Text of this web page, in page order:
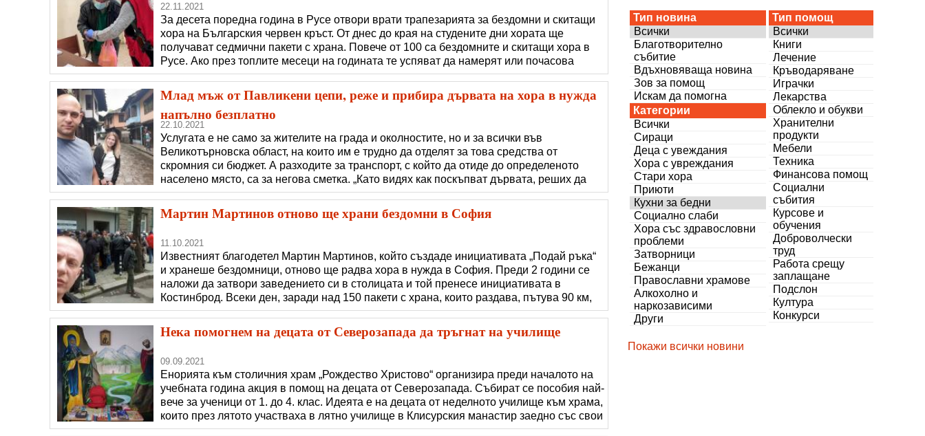
22.11.2021
За десета поредна година в Русе отвори врати трапезарията за бездомни и скитащи
хора на Българския червен кръст. От днес до края на студените дни хората ще
получават седмични пакети с храна. Повече от 100 са бездомните и скитащи хора в
Русе. Ако през топлите месеци на годината те успяват да намерят или почасова
работа, или подкрепа от обществото, то през студените от ноември до март
оцеляването им е трудно. Затова вече десета година
Млад мъж от Павликени цепи, реже и прибира дървата на хора в нужда
напълно безплатно
22.10.2021
Услугата е не само за жителите на града и околностите, но и за всички във
Великотърновска област, на които им е трудно да отделят за това средства от
скромния си бюджет. А разходите за транспорт, с който да отиде до определеното
населено място, са за негова сметка. „Като видях как поскъпват дървата, реших да
подпомогна възрастните хора, които са в неравностойно положение, и да им нарежа,
нацепя и прибера дървата. Бих се радвал тази нови�
Мартин Мартинов отново ще храни бездомни в София
11.10.2021
Известният благодетел Мартин Мартинов, който създаде инициативата „Подай ръка“
и хранеше бездомници, отново ще радва хора в нужда в София. Преди 2 години се
наложи да затвори заведението си в столицата и той пренесе инициативата в
Костинброд. Всеки ден, заради над 150 пакети с храна, които раздава, пътува 90 км,
разказа пред Радио София Мартин Мартинов. Дори в пандемията не са го спирали
(анти) Covid КПП-тата. Няма пропуснат ден. „Хората
Нека помогнем на децата от Северозапада да тръгнат на училище
09.09.2021
Енорията към столичния храм „Рождество Христово“ организира преди началото на
учебната година акция в помощ на децата от Северозапада. Събират се пособия най-
вече за ученици от 1. до 4. клас. Идеята е на децата от неделното училище към храма,
които през лятото участваха в лятно училище в Клисурския манастир заедно със свои
връстници от няколко училища в този регион. „Нека помогнем на децата от
Тип новина
Всички
Благотворително
събитие
Вдъхновяваща новина
Зов за помощ
Искам да помогна
Категории
Всички
Сираци
Деца с увеждания
Хора с увреждания
Стари хора
Приюти
Кухни за бедни
Социално слаби
Хора със здравословни
проблеми
Затворници
Бежанци
Православни храмове
Алкохолно и
наркозависими
Други
Тип помощ
Всички
Книги
Лечение
Кръводаряване
Играчки
Лекарства
Облекло и обукви
Хранителни
продукти
Мебели
Техника
Финансова помощ
Социални
събития
Курсове и
обучения
Доброволчески
труд
Работа срещу
заплащане
Подслон
Култура
Конкурси
Покажи всички новини